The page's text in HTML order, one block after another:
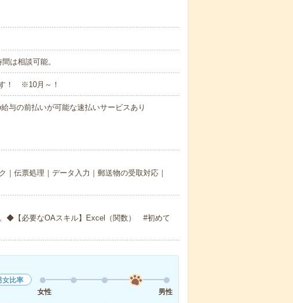
は相談可能。
！ ※10月～！
の前払いが可能な速払いサービスあり
｜伝票処理｜データ入力｜郵送物の受取対応｜
◆【必要なOAスキル】Excel（関数） #初めて
女比率
女性
男性